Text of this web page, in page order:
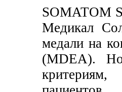
SOMATOM
Медикал
медали на
(MDEA).